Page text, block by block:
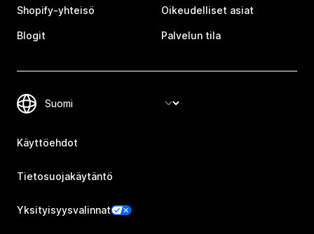
Shopify-yhteisö
Blogit
Oikeudelliset asiat
Palvelun tila
Käyttöehdot
Tietosuojakäytäntö
Yksityisyysvalinnat